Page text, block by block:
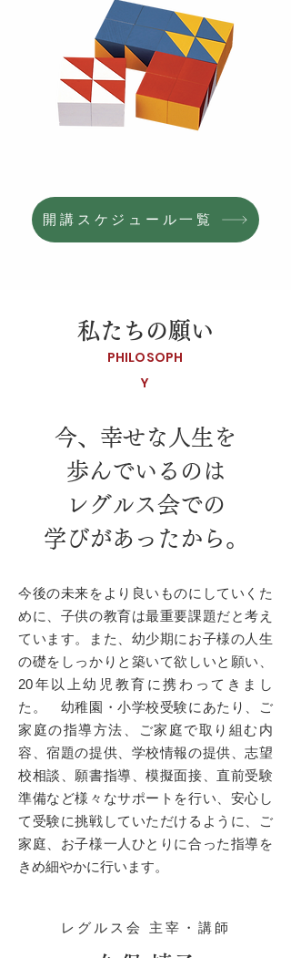
開講スケジュール一覧
私たちの願い
PHILOSOPH
Y
今、幸せな人生を
歩んでいるのは
レグルス会での
学びがあったから。
今後の未来をより良いものにしていくた
めに、子供の教育は最重要課題だと考え
ています。また、幼少期にお子様の人生
の礎をしっかりと築いて欲しいと願い、
20年以上幼児教育に携わってきまし
た。 幼稚園・小学校受験にあたり、ご
家庭の指導方法、ご家庭で取り組む内
容、宿題の提供、学校情報の提供、志望
校相談、願書指導、模擬面接、直前受験
準備など様々なサポートを行い、安心し
て受験に挑戦していただけるように、ご
家庭、お子様一人ひとりに合った指導を
きめ細やかに行います。
レグルス会 主宰・講師